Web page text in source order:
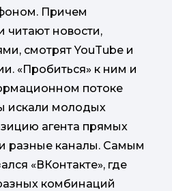
Причем
новости,
смотрят YouTube и
«Пробиться» к ним и
потоке
искали молодых
агента прямых
разные каналы. Самым
«ВКонтакте», где
комбинаций